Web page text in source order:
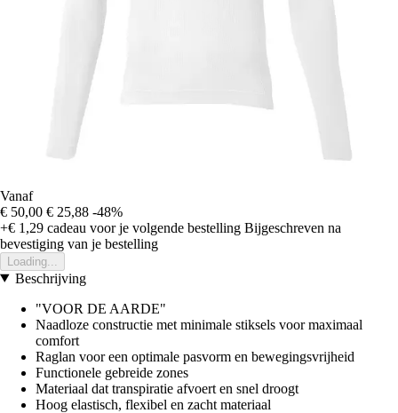
Vanaf
€ 50,00 € 25,88 -48%
+€ 1,29 cadeau voor je volgende bestelling Bijgeschreven na
bevestiging van je bestelling
Loading...
Beschrijving
"VOOR DE AARDE"
Naadloze constructie met minimale stiksels voor maximaal
comfort
Raglan voor een optimale pasvorm en bewegingsvrijheid
Functionele gebreide zones
Materiaal dat transpiratie afvoert en snel droogt
Hoog elastisch, flexibel en zacht materiaal